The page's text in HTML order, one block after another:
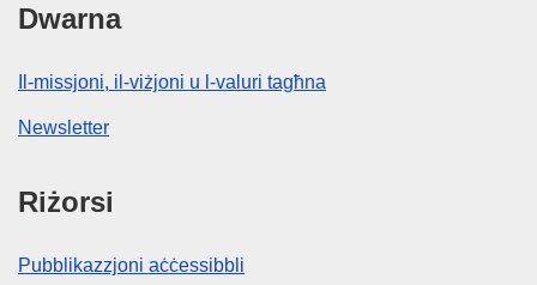
Dwarna
Il-missjoni, il-viżjoni u l-valuri tagħna
Newsletter
Riżorsi
Pubblikazzjoni aċċessibbli